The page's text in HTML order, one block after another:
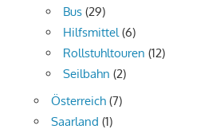
Bus (29)
Hilfsmittel(6)
Rollstuhltouren (12)
Seilbahn (2)
Österreich (7)
Saarland (1)